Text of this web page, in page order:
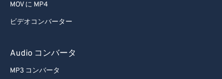
MOV に MP4
ビデオコンバーター
Audio コンバータ
MP3 コンバータ